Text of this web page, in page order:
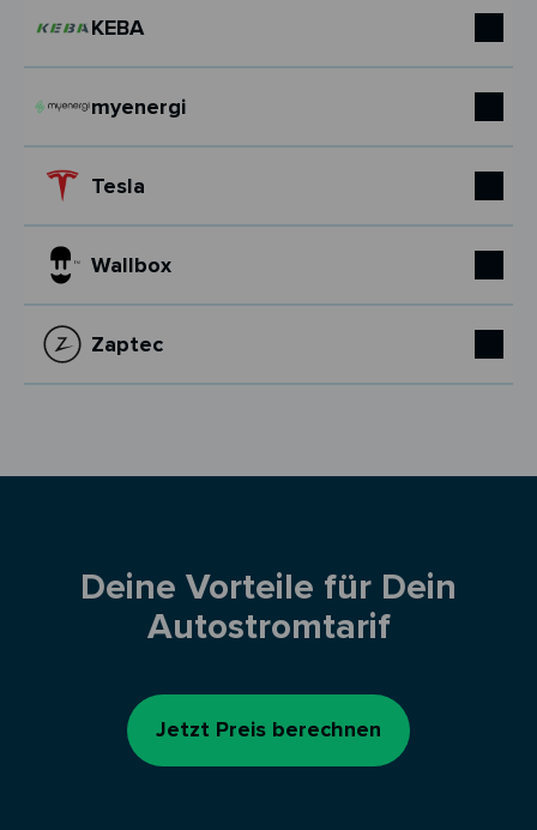
KEBA
myenergi
Tesla
Wallbox
Zaptec
Deine Vorteile für Dein
Autostromtarif
Jetzt Preis berechnen